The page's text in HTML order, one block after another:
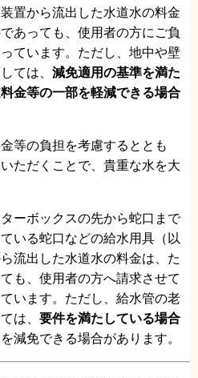
置から流出した水道水の料金
あっても、使用者の方にご負
ています。ただし、地中や壁
ては、 減免適用の基準を満た
金等の一部を軽減できる場合
等の負担を考慮するととも
ただくことで、貴重な水を大
ーボックスの先から蛇口まで
いる蛇口などの給水用具（以
流出した水道水の料金は、た
も、使用者の方へ請求させて
います。ただし、給水管の老
は、 要件を満たしている場合
減免できる場合があります。